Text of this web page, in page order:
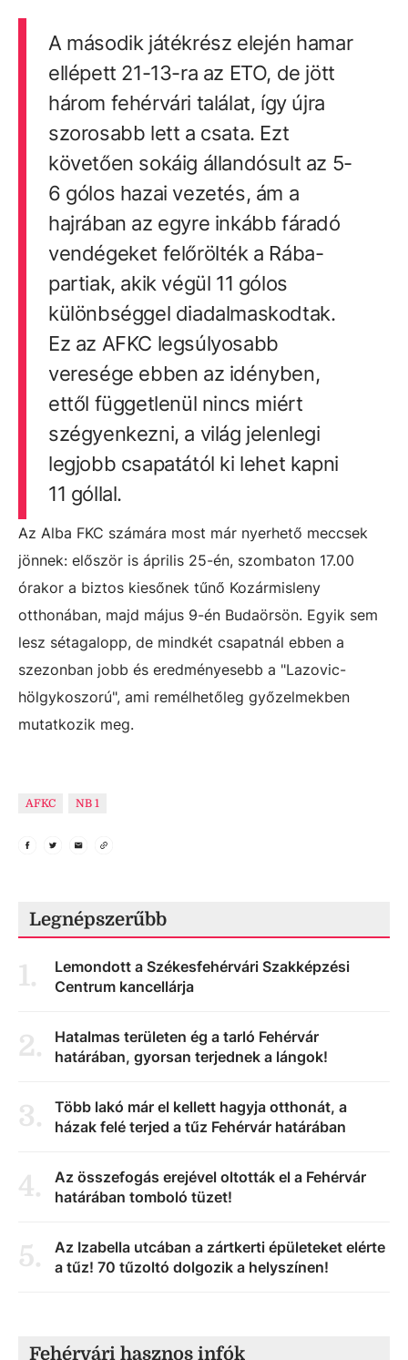
A második játékrész elején hamar
ellépett 21-13-ra az ETO, de jött
három fehérvári találat, így újra
szorosabb lett a csata. Ezt
követően sokáig állandósult az 5-
6 gólos hazai vezetés, ám a
hajrában az egyre inkább fáradó
vendégeket felőrölték a Rába-
partiak, akik végül 11 gólos
különbséggel diadalmaskodtak.
Ez az AFKC legsúlyosabb
veresége ebben az idényben,
ettől függetlenül nincs miért
szégyenkezni, a világ jelenlegi
legjobb csapatától ki lehet kapni
11 góllal.
Az Alba FKC számára most már nyerhető meccsek
jönnek: először is április 25-én, szombaton 17.00
órakor a biztos kiesőnek tűnő Kozármisleny
otthonában, majd május 9-én Budaörsön. Egyik sem
lesz sétagalopp, de mindkét csapatnál ebben a
szezonban jobb és eredményesebb a "Lazovic-
hölgykoszorú", ami remélhetőleg győzelmekben
mutatkozik meg.
AFKC NB 1
Legnépszerűbb
1.
Lemondott a Székesfehérvári Szakképzési
Centrum kancellárja
2.
Hatalmas területen ég a tarló Fehérvár
határában, gyorsan terjednek a lángok!
3.
Több lakó már el kellett hagyja otthonát, a
házak felé terjed a tűz Fehérvár határában
4.
Az összefogás erejével oltották el a Fehérvár
határában tomboló tüzet!
5.
Az Izabella utcában a zártkerti épületeket elérte
a tűz! 70 tűzoltó dolgozik a helyszínen!
Fehérvári hasznos infók